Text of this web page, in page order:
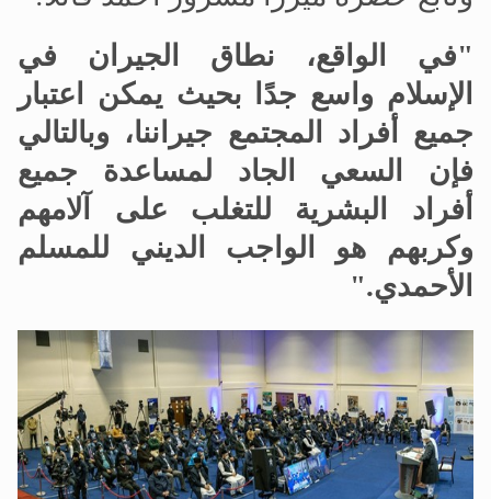
"في الواقع، نطاق الجيران في
الإسلام واسع جدًا بحيث يمكن اعتبار
جميع أفراد المجتمع جيراننا، وبالتالي
فإن السعي الجاد لمساعدة جميع
أفراد البشرية للتغلب على آلامهم
وكربهم هو الواجب الديني للمسلم
الأحمدي."